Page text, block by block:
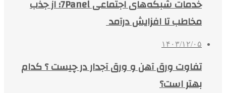
خدمات شبکه‌های اجتماعی 7Panel؛ از جذب
مخاطب تا افزایش درآمد
۱۴۰۳/۱۲/۰۵
تفاوت ورق آهن و ورق آجدار در چیست ؟ کدام
بهتر است؟